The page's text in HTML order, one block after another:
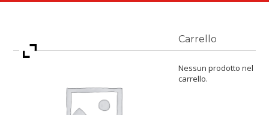
Carrello
Nessun prodotto nel
carrello.